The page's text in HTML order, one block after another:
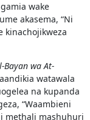
wake
akasema, “Ni
kinachojikweza
Bayan wa At-
watawala
na kupanda
“Waambieni
methali mashuhuri